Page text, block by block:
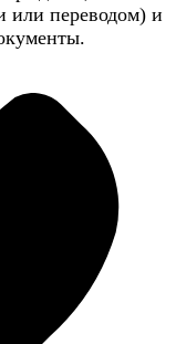
или переводом) и